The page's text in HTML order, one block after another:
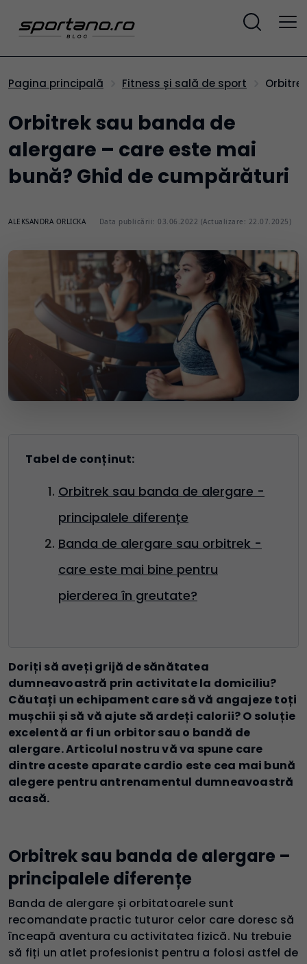
Pagina principală Fitness și sală de sport
Orbitrek sau banda de
alergare – care este mai
bună? Ghid de cumpărături
ALEKSANDRA ORLICKA Data publicării: 03.06.2022 (Actualizare: 22.07.2025)
Tabel de conținut:
Orbitrek sau banda de alergare -
principalele diferențe
Banda de alergare sau orbitrek -
care este mai bine pentru
pierderea în greutate?
Doriți să aveți grijă de sănătatea
dumneavoastră prin activitate la domiciliu?
Căutați un echipament care să vă angajeze toți
mușchii și să vă ajute să ardeți calorii? O soluție
excelentă ar fi un orbitor sau o bandă de
alergare. Articolul nostru vă va spune care
dintre aceste aparate cardio este cea mai bună
alegere pentru antrenamentul dumneavoastră
acasă.
Orbitrek sau banda de alergare –
principalele diferențe
Banda de alergare și orbitatoarele sunt
recomandate practic tuturor celor care doresc să
înceapă aventura cu activitatea fizică. Nu trebuie
să fiți un atlet profesionist pentru a folosi astfel de